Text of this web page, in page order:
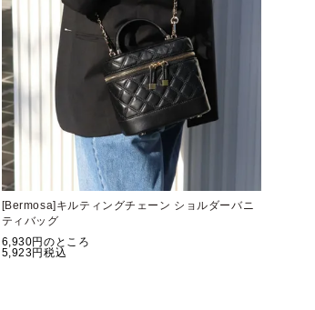
[Bermosa]キルティングチェーン ショルダーバニ
ティバッグ
6,930
のところ
5,923
税込